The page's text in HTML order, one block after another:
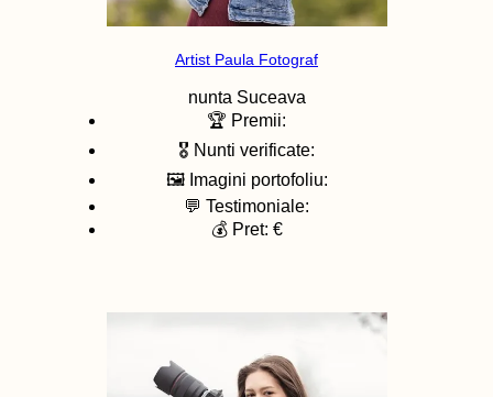
Artist Paula Fotograf
nunta Suceava
🏆 Premii:
🎖️ Nunti verificate:
🖼️ Imagini portofoliu:
💬 Testimoniale:
💰 Pret: €